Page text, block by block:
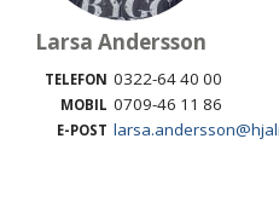
Larsa Andersson
TELEFON 0322-64 40 00
MOBIL 0709-46 11 86
E-POST